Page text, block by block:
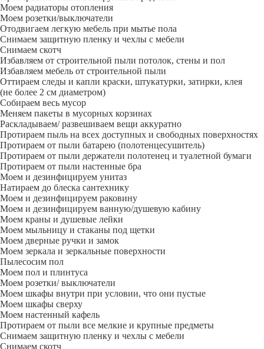
Моем радиаторы отопления
Моем розетки/выключатели
Отодвигаем легкую мебель при мытье пола
Снимаем защитную пленку и чехлы с мебели
Снимаем скотч
Избавляем от строительной пыли потолок, стены и пол
Избавляем мебель от строительной пыли
Оттираем следы и капли краски, штукатурки, затирки, клея
(не более 2 см диаметром)
Собираем весь мусор
Меняем пакеты в мусорных корзинах
Раскладываем/ развешиваем вещи аккуратно
Протираем пыль на всех доступных и свободных поверхностях
Протираем от пыли батарею (полотенцесушитель)
Протираем от пыли держатели полотенец и туалетной бумаги
Протираем от пыли настенные бра
Моем и дезинфицируем унитаз
Натираем до блеска сантехнику
Моем и дезинфицируем раковину
Моем и дезинфицируем ванную/душевую кабину
Моем краны и душевые лейки
Моем мыльницу и стаканы под щетки
Моем дверные ручки и замок
Моем зеркала и зеркальные поверхности
Пылесосим пол
Моем пол и плинтуса
Моем розетки/ выключатели
Моем шкафы внутри при условии, что они пустые
Моем шкафы сверху
Моем настенный кафель
Протираем от пыли все мелкие и крупные предметы
Снимаем защитную пленку и чехлы с мебели
Снимаем скотч